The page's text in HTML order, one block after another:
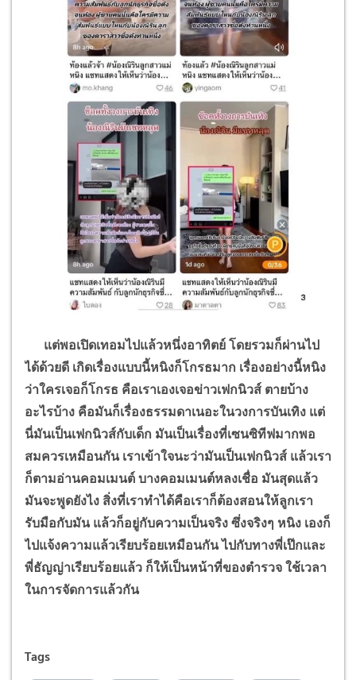
แต่พอเปิดเทอมไปแล้วหนึ่งอาทิตย์ โดยรวมก็ผ่านไป
ได้ด้วยดี เกิดเรื่องแบบนี้หนิงก็โกรธมาก เรื่องอย่างนี้หนิง
ว่าใครเจอก็โกรธ คือเราเองเจอข่าวเฟกนิวส์ ตายบ้าง
อะไรบ้าง คือมันก็เรื่องธรรมดาเนอะในวงการบันเทิง แต่
นี่มันเป็นเฟกนิวส์กับเด็ก มันเป็นเรื่องที่เซนซิทีฟมากพอ
สมควรเหมือนกัน เราเข้าใจนะว่ามันเป็นเฟกนิวส์ แล้วเรา
ก็ตามอ่านคอมเมนต์ บางคอมเมนต์หลงเชื่อ มันสุดแล้ว
มันจะพูดยังไง สิ่งที่เราทำได้คือเราก็ต้องสอนให้ลูกเรา
รับมือกับมัน แล้วก็อยู่กับความเป็นจริง ซึ่งจริงๆ หนิง เองก็
ไปแจ้งความแล้วเรียบร้อยเหมือนกัน ไปกับทางพี่เป๊กและ
พี่ธัญญ่าเรียบร้อยแล้ว ก็ให้เป็นหน้าที่ของตำรวจ ใช้เวลา
ในการจัดการแล้วกัน
Tags